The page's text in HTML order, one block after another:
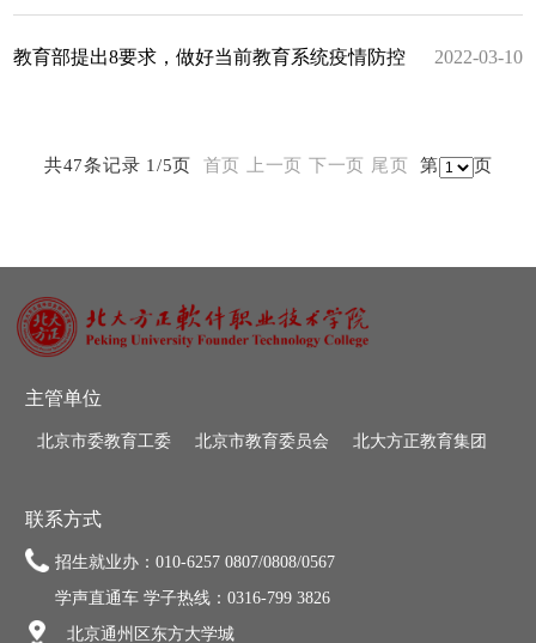
教育部提出8要求，做好当前教育系统疫情防控 2022-03-10
共47条记录 1/5页 首页 上一页 下一页 尾页 第 页
主管单位
北京市委教育工委 北京市教育委员会 北大方正教育集团
联系方式
招生就业办：010-6257 0807/0808/0567
学声直通车 学子热线：0316-799 3826
北京通州区东方大学城